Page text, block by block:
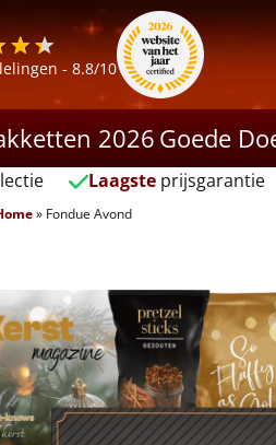
- 8.8/10
2026Goede
Laagsteprijsgarantie
» Fondue Avond